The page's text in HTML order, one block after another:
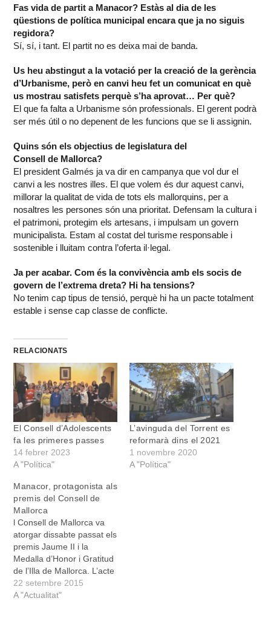
Fas vida de partit a Manacor? Estàs al dia de les
qüestions de política municipal encara que ja no siguis
regidora?
Sí, sí, i tant. El partit no es deixa mai de banda.
Us heu abstingut a la votació per la creació de la gerència
d’Urbanisme, però en canvi heu fet un comunicat en què
us mostrau satisfets perquè s’ha aprovat… Per què?
El que fa falta a Urbanisme són professionals. El gerent podrà
ser més útil o no depenent de les funcions que se li assignin.
Quins són els objectius de legislatura del
Consell de Mallorca?
El president Galmés ja va dir en campanya que vol dur el
canvi a les nostres illes. El que volem és dur aquest canvi,
millorar la qualitat de vida de tots els mallorquins, per a
nosaltres les persones són una prioritat. Defensam la cultura i
el patrimoni, protegim els artesans, i impulsam un govern
municipalista. Estam al costat del turisme responsable i
sostenible i lluitam contra l’oferta il·legal.
Ja per acabar. Com és la convivència amb els socis de
govern de l’extrema dreta? Hi ha tensions?
No tenim cap tipus de tensió, perquè hi ha un pacte totalment
estable i sense cap classe de conflicte.
RELACIONATS
El Consell d’Adolescents
fa les primeres passes
14 febrer 2023
A "Política"
L’avinguda del Torrent es
reformarà dins el 2021
1 novembre 2020
A "Política"
Manacor, protagonista als
premis del Consell de
Mallorca
l Consell de Mallorca va
atorgar dissabte passat els
premis Jaume II i la
Medalla d’Honor i Gratitud
de l’Illa de Mallorca. L’acte
va tenir lloc al Teatre
Principal de Palma i va
22 setembre 2015
A "Actualitat"